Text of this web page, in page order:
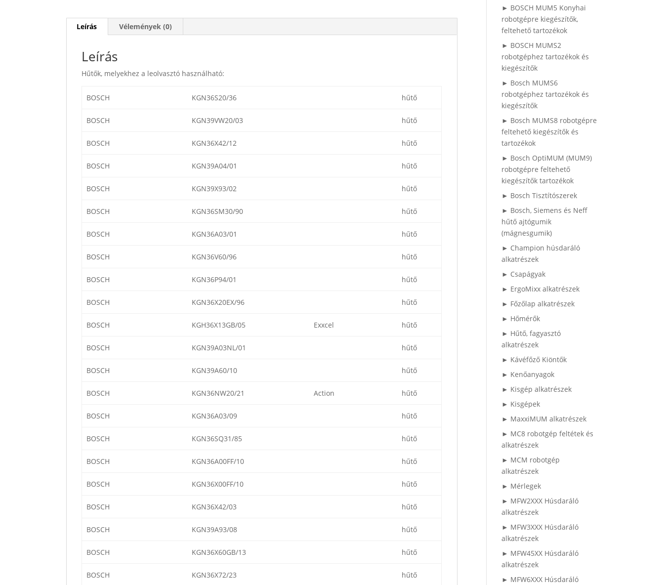
Leírás Vélemények (0)
Leírás
Hűtők, melyekhez a leolvasztó használható:
BOSCH KGN36S20/36 hűtő
BOSCH KGN39VW20/03 hűtő
BOSCH KGN36X42/12 hűtő
BOSCH KGN39A04/01 hűtő
BOSCH KGN39X93/02 hűtő
BOSCH KGN36SM30/90 hűtő
BOSCH KGN36A03/01 hűtő
BOSCH KGN36V60/96 hűtő
BOSCH KGN36P94/01 hűtő
BOSCH KGN36X20EX/96 hűtő
BOSCH KGH36X13GB/05 Exxcel hűtő
BOSCH KGN39A03NL/01 hűtő
BOSCH KGN39A60/10 hűtő
BOSCH KGN36NW20/21 Action hűtő
BOSCH KGN36A03/09 hűtő
BOSCH KGN36SQ31/85 hűtő
BOSCH KGN36A00FF/10 hűtő
BOSCH KGN36X00FF/10 hűtő
BOSCH KGN36X42/03 hűtő
BOSCH KGN39A93/08 hűtő
BOSCH KGN36X60GB/13 hűtő
BOSCH KGN36X72/23 hűtő
► BOSCH MUM5 Konyhai
robotgépre kiegészítők,
feltehető tartozékok
► BOSCH MUMS2
robotgéphez tartozékok és
kiegészítők
► Bosch MUMS6
robotgéphez tartozékok és
kiegészítők
► Bosch MUMS8 robotgépre
feltehető kiegészítők és
tartozékok
► Bosch OptiMUM (MUM9)
robotgépre feltehető
kiegészítők tartozékok
► Bosch Tisztítószerek
► Bosch, Siemens és Neff
hűtő ajtógumik
(mágnesgumik)
► Champion húsdaráló
alkatrészek
► Csapágyak
► ErgoMixx alkatrészek
► Főzőlap alkatrészek
► Hőmérők
► Hűtő, fagyasztó
alkatrészek
► Kávéfőző Kiöntők
► Kenőanyagok
► Kisgép alkatrészek
► Kisgépek
► MaxxiMUM alkatrészek
► MC8 robotgép feltétek és
alkatrészek
► MCM robotgép
alkatrészek
► Mérlegek
► MFW2XXX Húsdaráló
alkatrészek
► MFW3XXX Húsdaráló
alkatrészek
► MFW45XX Húsdaráló
alkatrészek
► MFW6XXX Húsdaráló